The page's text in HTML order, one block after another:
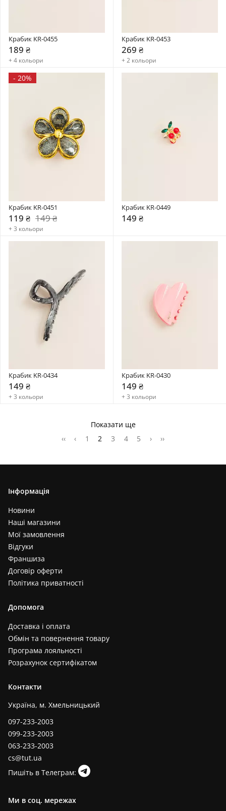
Крабик KR-0455
189 ₴
+ 4 кольори
Крабик KR-0453
269 ₴
+ 2 кольори
- 20%
Крабик KR-0451
119 ₴ 149 ₴
+ 3 кольори
Крабик KR-0449
149 ₴
Крабик KR-0434
149 ₴
+ 3 кольори
Крабик KR-0430
149 ₴
+ 3 кольори
Показати ще
‹‹
‹ 1 2 3 4 5 › ››
Інформація
Новини
Наші магазини
Мої замовлення
Відгуки
Франшиза
Договір оферти
Політика приватності
Допомога
Доставка і оплата
Обмін та повернення товару
Програма лояльності
Розрахунок сертифікатом
Контакти
Україна, м. Хмельницький
097-233-2003
099-233-2003
063-233-2003
cs@tut.ua
Пишіть в Телеграм:
Ми в соц. мережах